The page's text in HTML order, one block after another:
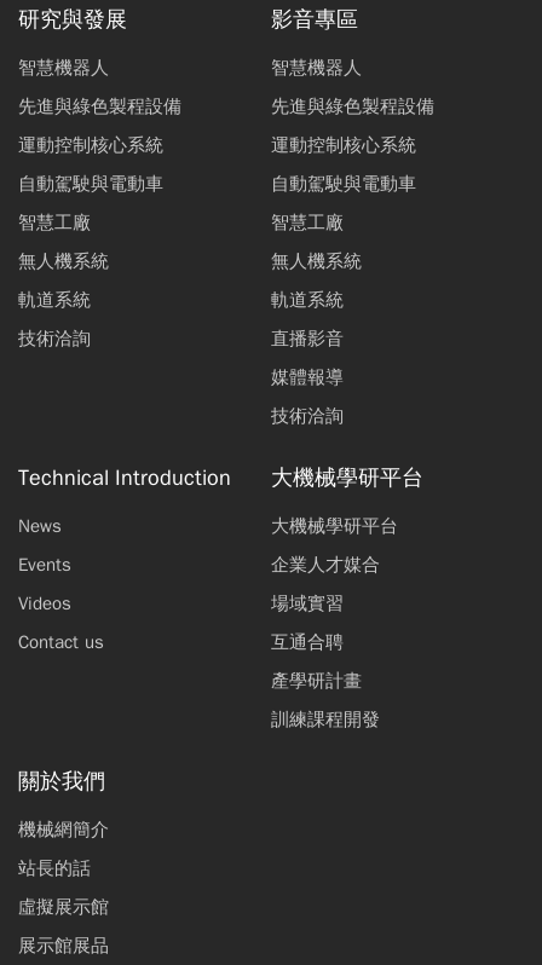
研究與發展
智慧機器人
先進與綠色製程設備
運動控制核心系統
自動駕駛與電動車
智慧工廠
無人機系統
軌道系統
技術洽詢
影音專區
智慧機器人
先進與綠色製程設備
運動控制核心系統
自動駕駛與電動車
智慧工廠
無人機系統
軌道系統
直播影音
媒體報導
技術洽詢
Technical Introduction
News
Events
Videos
Contact us
大機械學研平台
大機械學研平台
企業人才媒合
場域實習
互通合聘
產學研計畫
訓練課程開發
關於我們
機械網簡介
站長的話
虛擬展示館
展示館展品